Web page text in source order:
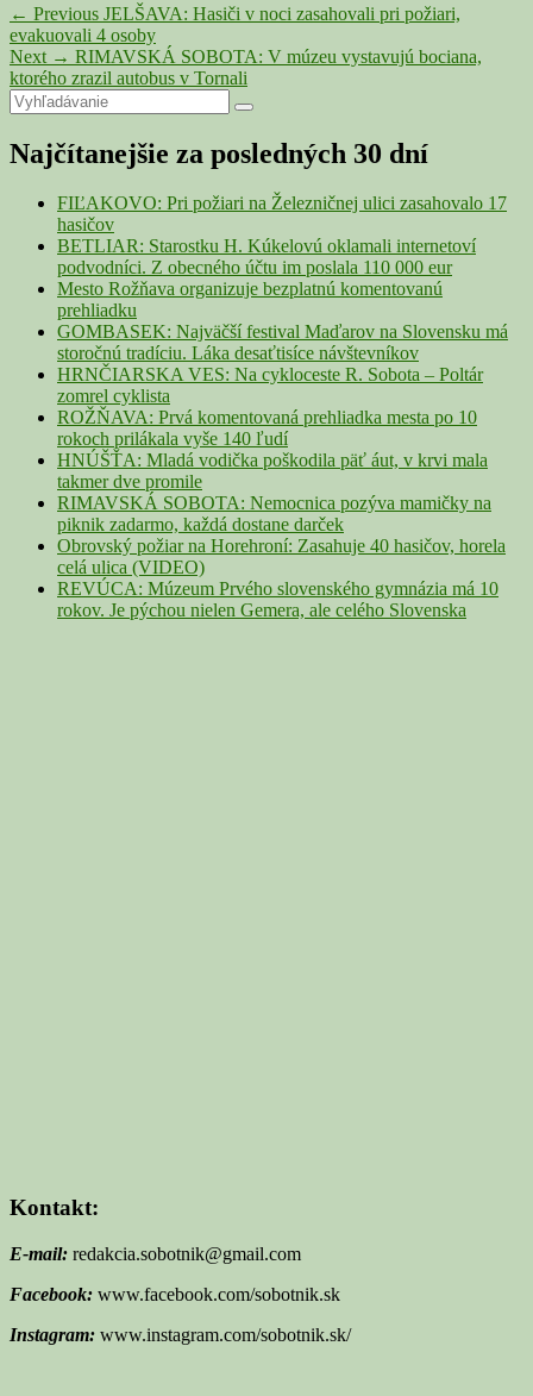
Navigácia
v
článku
← Previous Previous
post:
JELŠAVA: Hasiči v noci zasahovali pri požiari,
evakuovali 4 osoby
Next → Next
post:
RIMAVSKÁ SOBOTA: V múzeu vystavujú bociana,
ktorého zrazil autobus v Tornali
Primary
Sidebar
Widget
Area
Search
for:
Search
Najčítanejšie za posledných 30 dní
FIĽAKOVO: Pri požiari na Železničnej ulici zasahovalo 17
hasičov
BETLIAR: Starostku H. Kúkelovú oklamali internetoví
podvodníci. Z obecného účtu im poslala 110 000 eur
Mesto Rožňava organizuje bezplatnú komentovanú
prehliadku
GOMBASEK: Najväčší festival Maďarov na Slovensku má
storočnú tradíciu. Láka desaťtisíce návštevníkov
HRNČIARSKA VES: Na cykloceste R. Sobota – Poltár
zomrel cyklista
ROŽŇAVA: Prvá komentovaná prehliadka mesta po 10
rokoch prilákala vyše 140 ľudí
HNÚŠŤA: Mladá vodička poškodila päť áut, v krvi mala
takmer dve promile
RIMAVSKÁ SOBOTA: Nemocnica pozýva mamičky na
piknik zadarmo, každá dostane darček
Obrovský požiar na Horehroní: Zasahuje 40 hasičov, horela
celá ulica (VIDEO)
REVÚCA: Múzeum Prvého slovenského gymnázia má 10
rokov. Je pýchou nielen Gemera, ale celého Slovenska
Kontakt:
E-mail: redakcia.sobotnik@gmail.com
Facebook: www.facebook.com/sobotnik.sk
Instagram: www.instagram.com/sobotnik.sk/